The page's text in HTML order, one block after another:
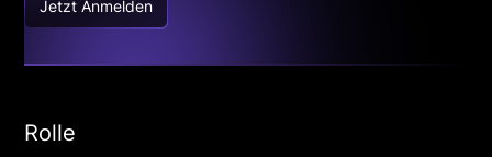
Jetzt Anmelden
Rolle